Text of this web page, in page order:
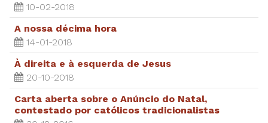
10-02-2018
A nossa décima hora
14-01-2018
À direita e à esquerda de Jesus
20-10-2018
Carta aberta sobre o Anúncio do Natal,
contestado por católicos tradicionalistas